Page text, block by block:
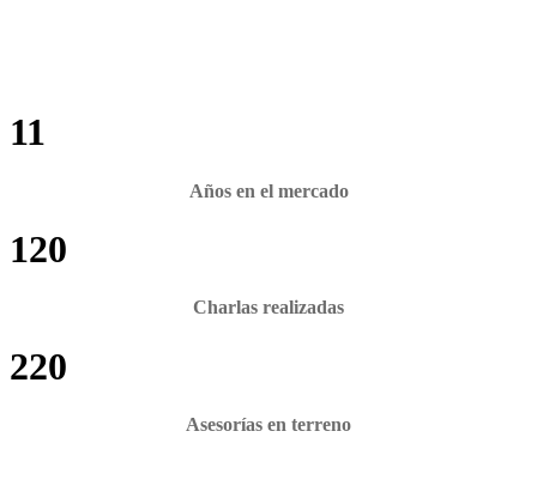
11
Años en el mercado
120
Charlas realizadas
220
Asesorías en terreno